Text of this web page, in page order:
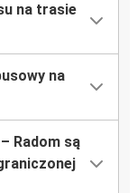
na trasie
na
Radom są